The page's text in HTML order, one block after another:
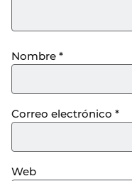
Nombre *
Correo electrónico *
Web